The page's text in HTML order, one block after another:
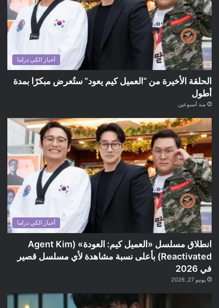
أخبار الكي دراما
الحلقة الأخيرة من “العميل كيم يعود” ستُعرض مبكرًا بمدة
أطول
منذ أسبوعين
أخبار الكي دراما
انطلاق مسلسل «العميل كيم: العودة» (Agent Kim
Reactivated) بأعلى نسبة مشاهدة لأي مسلسل قصير
في 2026
يونيو 27, 2026